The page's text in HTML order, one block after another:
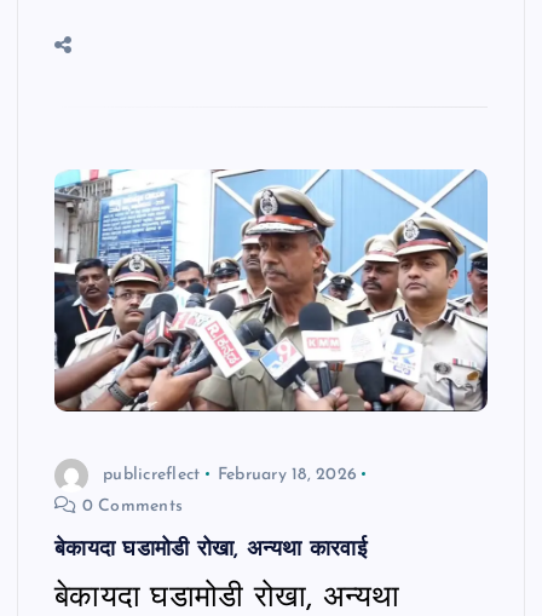
publicreflect
February 18, 2026
0 Comments
बेकायदा घडामोडी रोखा, अन्यथा कारवाई
बेकायदा घडामोडी रोखा, अन्यथा